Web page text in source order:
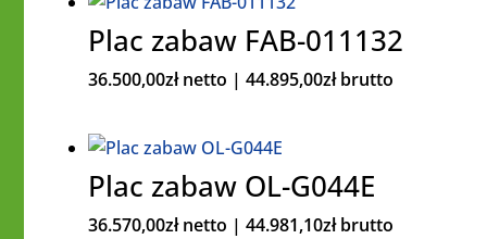
Plac zabaw FAB-011132
36.500,00zł netto | 44.895,00złbrutto
Plac zabaw OL-G044E
36.570,00zł netto | 44.981,10złbrutto